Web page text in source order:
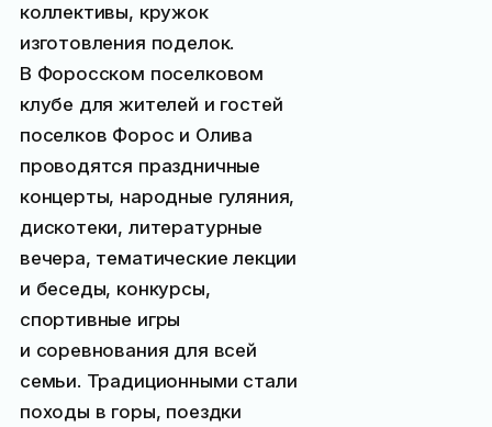
коллективы, кружок
изготовления поделок.
В Форосском поселковом
клубе для жителей и гостей
поселков Форос и Олива
проводятся праздничные
концерты, народные гуляния,
дискотеки, литературные
вечера, тематические лекции
и беседы, конкурсы,
спортивные игры
и соревнования для всей
семьи. Традиционными стали
походы в горы, поездки